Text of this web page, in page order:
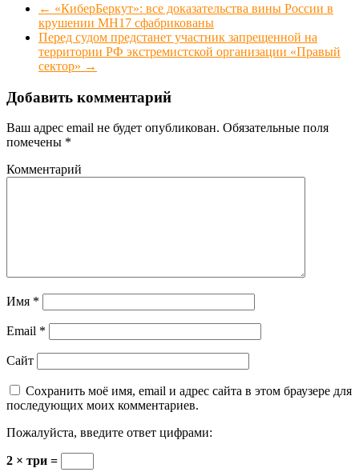
← «КиберБеркут»: все доказательства вины России в
крушении МН17 сфабрикованы
Перед судом предстанет участник запрещенной на
территории РФ экстремистской организации «Правый
сектор» →
Добавить комментарий
Ваш адрес email не будет опубликован. Обязательные поля
помечены *
Комментарий
Имя *
Email *
Сайт
Сохранить моё имя, email и адрес сайта в этом браузере для
последующих моих комментариев.
Пожалуйста, введите ответ цифрами:
2 × три =